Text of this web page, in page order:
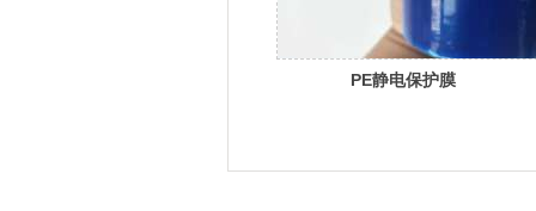
PE静电保护膜